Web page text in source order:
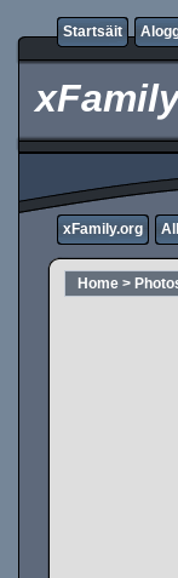
Startsäit
xFamily.org
Home >